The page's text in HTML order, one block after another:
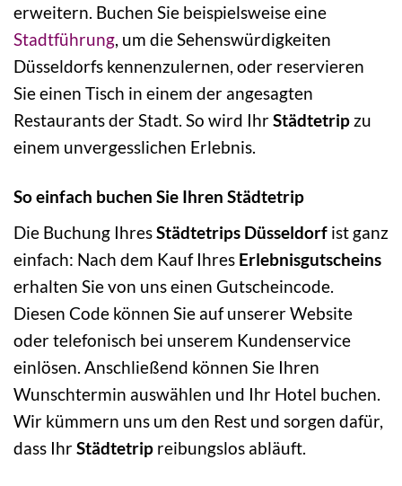
erweitern. Buchen Sie beispielsweise eine
Stadtführung, um die Sehenswürdigkeiten
Düsseldorfs kennenzulernen, oder reservieren
Sie einen Tisch in einem der angesagten
Restaurants der Stadt. So wird IhrStädtetrip zu
einem unvergesslichen Erlebnis.
So einfach buchen Sie Ihren Städtetrip
Die Buchung IhresStädtetrips Düsseldorf ist ganz
einfach: Nach dem Kauf Ihres Erlebnisgutscheins
erhalten Sie von uns einen Gutscheincode.
Diesen Code können Sie auf unserer Website
oder telefonisch bei unserem Kundenservice
einlösen. Anschließend können Sie Ihren
Wunschtermin auswählen und Ihr Hotel buchen.
Wir kümmern uns um den Rest und sorgen dafür,
dass IhrStädtetrip reibungslos abläuft.